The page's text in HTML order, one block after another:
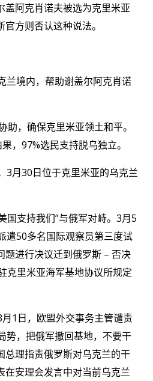
阿克肖诺夫被选为克里米亚
方则否认这种说法。
兰境内，帮助谢盖尔阿克肖诺
助，确保克里米亚领土和平。
， 97%选民支持脱乌独立。
3月30日位于克里米亚的乌克兰
国支持我们”与俄军对峙。 3月5
遣50多名国际观察员第三度试
题进行决议迁到俄罗斯 – 否决
克里米亚海军基地协议所规定
月1 日，欧盟外交事务主管谴责
势，把俄军撤回基地，不要干
总理指责俄罗斯对乌克兰的干
安理会发言中对当前乌克兰